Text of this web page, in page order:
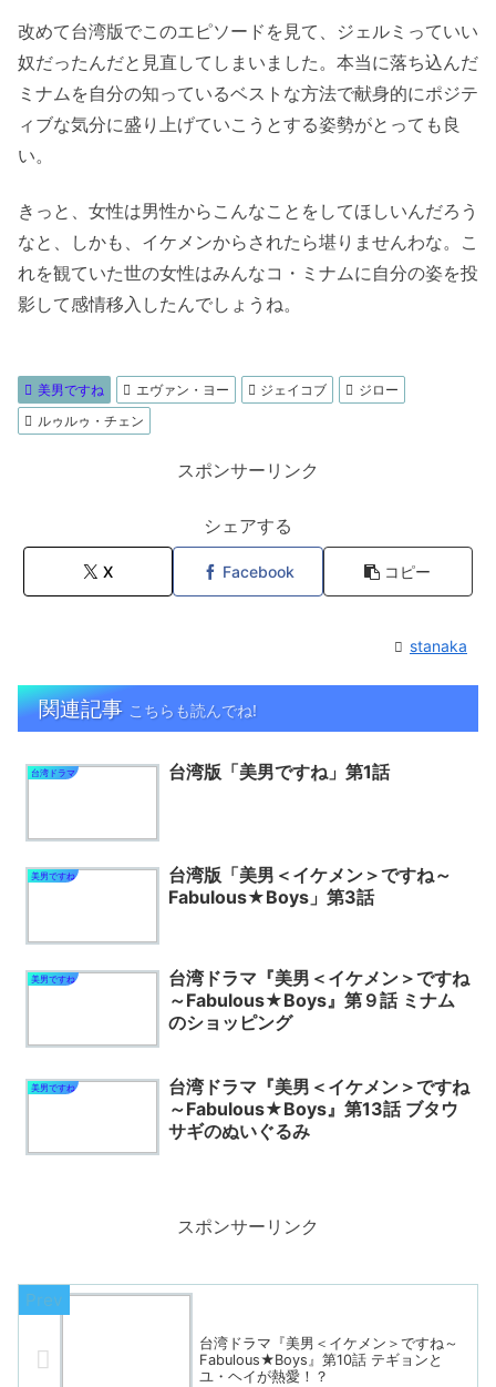
改めて台湾版でこのエピソードを見て、ジェルミっていい
奴だったんだと見直してしまいました。本当に落ち込んだ
ミナムを自分の知っているベストな方法で献身的にポジテ
ィブな気分に盛り上げていこうとする姿勢がとっても良
い。
きっと、女性は男性からこんなことをしてほしいんだろう
なと、しかも、イケメンからされたら堪りませんわな。こ
れを観ていた世の女性はみんなコ・ミナムに自分の姿を投
影して感情移入したんでしょうね。
美男ですね エヴァン・ヨー ジェイコブ
ジロー
ルゥルゥ・チェン
スポンサーリンク
シェアする
X Facebook コピー
stanaka
関連記事 こちらも読んでね!
台湾ドラマ 台湾版「美男ですね」第1話
美男ですね
台湾版「美男＜イケメン＞ですね～
Fabulous★Boys」第3話
美男ですね
台湾ドラマ『美男＜イケメン＞ですね
～Fabulous★Boys』第９話 ミナム
のショッピング
美男ですね
台湾ドラマ『美男＜イケメン＞ですね
～Fabulous★Boys』第13話 ブタウ
サギのぬいぐるみ
スポンサーリンク
台湾ドラマ『美男＜イケメン＞ですね～
Fabulous★Boys』第10話 テギョンと
ユ・ヘイが熱愛！？